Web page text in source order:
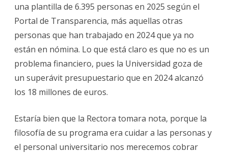
una plantilla de 6.395 personas en 2025 según el
Portal de Transparencia, más aquellas otras
personas que han trabajado en 2024 que ya no
están en nómina. Lo que está claro es que no es un
problema financiero, pues la Universidad goza de
un superávit presupuestario que en 2024 alcanzó
los 18 millones de euros.
Estaría bien que la Rectora tomara nota, porque la
filosofía de su programa era cuidar a las personas y
el personal universitario nos merecemos cobrar